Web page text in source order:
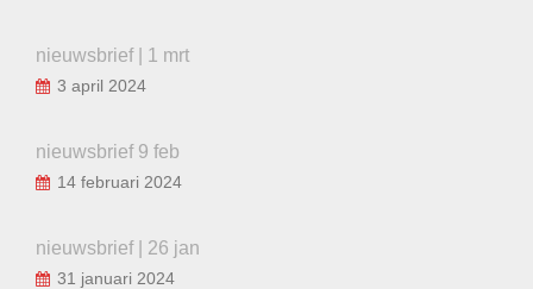
nieuwsbrief | 1 mrt
3 april 2024
nieuwsbrief 9 feb
14 februari 2024
nieuwsbrief | 26 jan
31 januari 2024